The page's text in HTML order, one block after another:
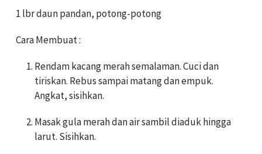
1 lbr daun pandan, potong-potong
Cara Membuat :
Rendam kacang merah semalaman. Cuci dan
tiriskan. Rebus sampai matang dan empuk.
Angkat, sisihkan.
Masak gula merah dan air sambil diaduk hingga
larut. Sisihkan.